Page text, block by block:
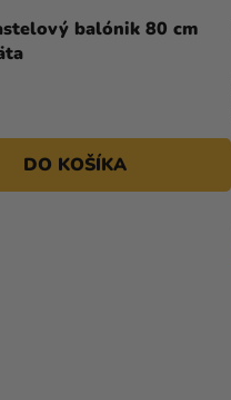
balónik 80 cm
DO KOŠÍKA